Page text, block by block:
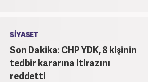
SİYASET
Son Dakika: CHP YDK, 8 kişinin
tedbir kararına itirazını
reddetti